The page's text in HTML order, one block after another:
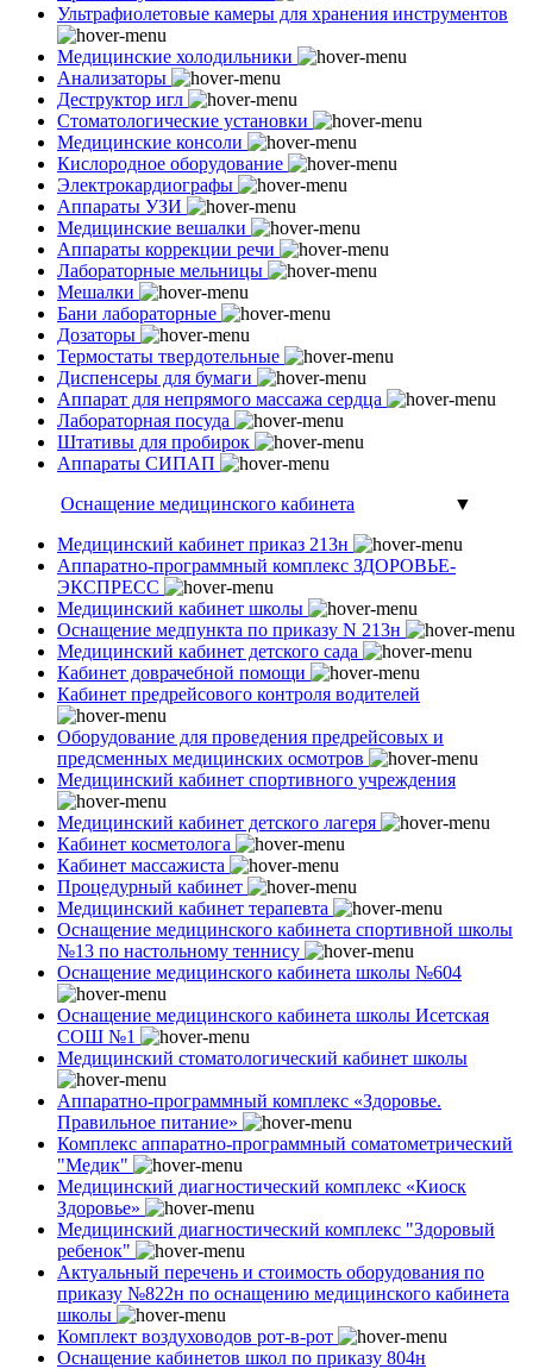
Ультрафиолетовые камеры для хранения инструментов
Медицинские холодильники
Анализаторы
Деструктор игл
Стоматологические установки
Медицинские консоли
Кислородное оборудование
Электрокардиографы
Аппараты УЗИ
Медицинские вешалки
Аппараты коррекции речи
Лабораторные мельницы
Мешалки
Бани лабораторные
Дозаторы
Термостаты твердотельные
Диспенсеры для бумаги
Аппарат для непрямого массажа сердца
Лабораторная посуда
Штативы для пробирок
Аппараты СИПАП
Оснащение медицинского кабинета
▼
Медицинский кабинет приказ 213н
Аппаратно-программный комплекс ЗДОРОВЬЕ-
ЭКСПРЕСС
Медицинский кабинет школы
Оснащение медпункта по приказу N 213н
Медицинский кабинет детского сада
Кабинет доврачебной помощи
Кабинет предрейсового контроля водителей
Оборудование для проведения предрейсовых и
предсменных медицинских осмотров
Медицинский кабинет спортивного учреждения
Медицинский кабинет детского лагеря
Кабинет косметолога
Кабинет массажиста
Процедурный кабинет
Медицинский кабинет терапевта
Оснащение медицинского кабинета спортивной школы
№13 по настольному теннису
Оснащение медицинского кабинета школы №604
Оснащение медицинского кабинета школы Исетская
СОШ №1
Медицинский стоматологический кабинет школы
Аппаратно-программный комплекс «Здоровье.
Правильное питание»
Комплекс аппаратно-программный соматометрический
"Медик"
Медицинский диагностический комплекс «Киоск
Здоровье»
Медицинский диагностический комплекс "Здоровый
ребенок"
Актуальный перечень и стоимость оборудования по
приказу №822н по оснащению медицинского кабинета
школы
Комплект воздуховодов рот-в-рот
Оснащение кабинетов школ по приказу 804н